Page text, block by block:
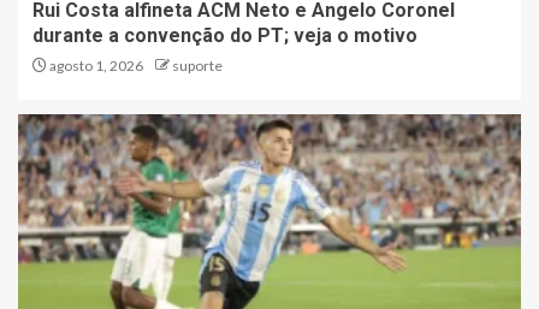
Rui Costa alfineta ACM Neto e Angelo Coronel
durante a convenção do PT; veja o motivo
agosto 1, 2026 suporte